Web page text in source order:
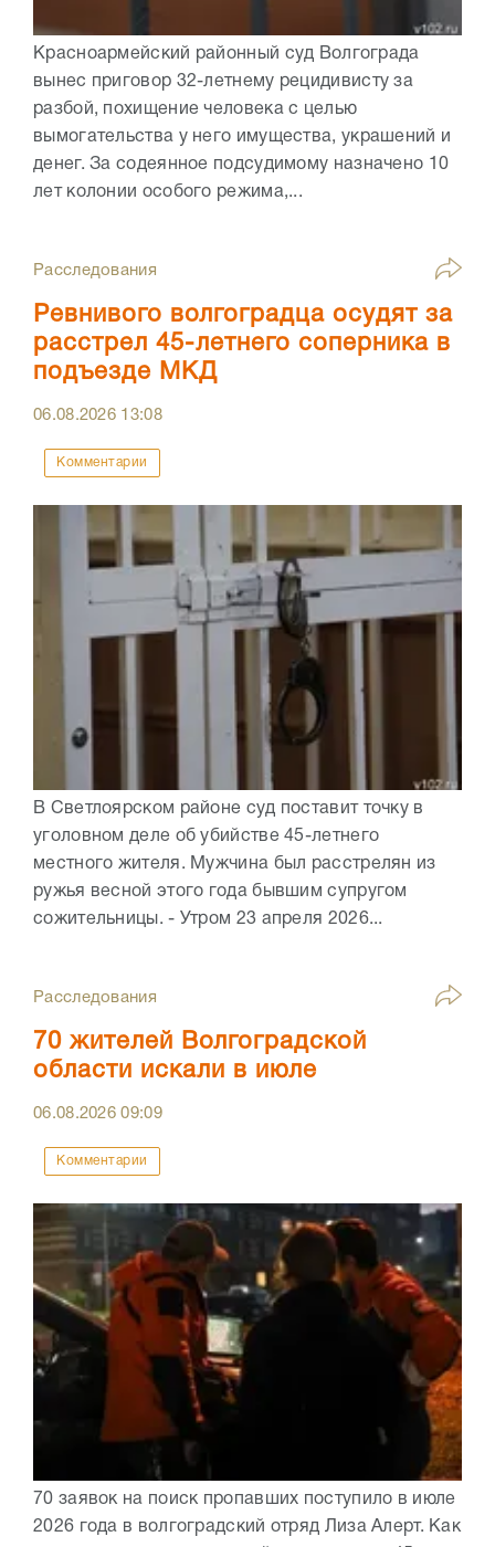
Красноармейский районный суд Волгограда
вынес приговор 32-летнему рецидивисту за
разбой, похищение человека с целью
вымогательства у него имущества, украшений и
денег. За содеянное подсудимому назначено 10
лет колонии особого режима,...
Расследования
Ревнивого волгоградца осудят за
расстрел 45-летнего соперника в
подъезде МКД
06.08.2026 13:08
Комментарии
В Светлоярском районе суд поставит точку в
уголовном деле об убийстве 45-летнего
местного жителя. Мужчина был расстрелян из
ружья весной этого года бывшим супругом
сожительницы. - Утром 23 апреля 2026...
Расследования
70 жителей Волгоградской
области искали в июле
06.08.202609:09
Комментарии
70 заявок на поиск пропавших поступило в июле
2026 года в волгоградский отряд Лиза Алерт. Как